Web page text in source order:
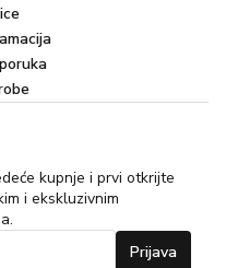
kupnje i prvi otkrijte
i ekskluzivnim
Prijava